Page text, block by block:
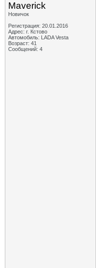
Maverick
Новичок
Регистрация: 20.01.2016
Адрес: г. Кстово
Автомобиль: LADA Vesta
Возраст: 41
Сообщений: 4